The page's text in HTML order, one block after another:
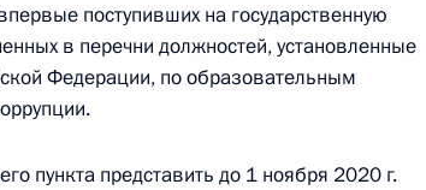
№ 265-ФЗ
закона «О персональных данных» и отдельные
поступивших на государственную
в перечни должностей, установленные
Федерации, по образовательным
пункта представить до 1 ноября 2020 г.